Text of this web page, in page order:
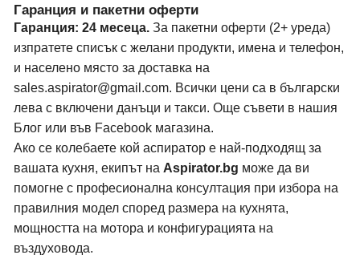
Гаранция и пакетни оферти
Гаранция: 24 месеца. За пакетни оферти (2+ уреда)
изпратете списък с желани продукти, имена и телефон,
и населено място за доставка на
sales.aspirator@gmail.com. Всички цени са в български
лева с включени данъци и такси. Още съвети в нашия
Блог или във Facebook магазина.
Ако се колебаете кой аспиратор е най-подходящ за
вашата кухня, екипът на Aspirator.bg може да ви
помогне с професионална консултация при избора на
правилния модел според размера на кухнята,
мощността на мотора и конфигурацията на
въздуховода.